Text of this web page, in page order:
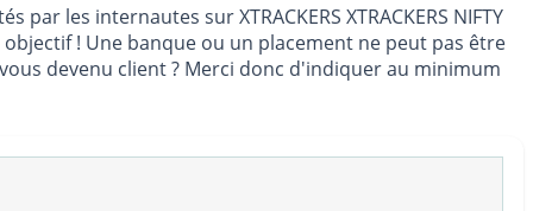
par les internautes sur XTRACKERS XTRACKERS NIFTY
objectif ! Une banque ou un placement ne peut pas être
devenu client ? Merci donc d'indiquer au minimum